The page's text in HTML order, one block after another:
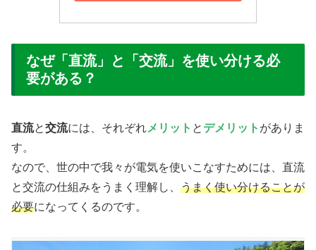
なぜ「直流」と「交流」を使い分ける必
要がある？
直流と交流には、それぞれメリット と デメリット がありま
す。
なので、世の中で我々が電気を使いこなすためには、直流
と交流の仕組みをうまく理解し、 うまく使い分けることが
必要になってくるのです。